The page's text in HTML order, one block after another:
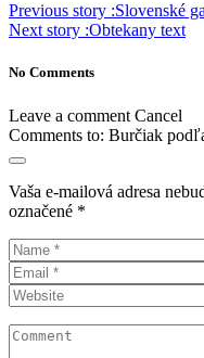
Previous story :Slovenské
Next story :Obtekany text
No Comments
Leave a comment Cancel
Comments to: Burčiak
Vaša e-mailová adresa
označené *